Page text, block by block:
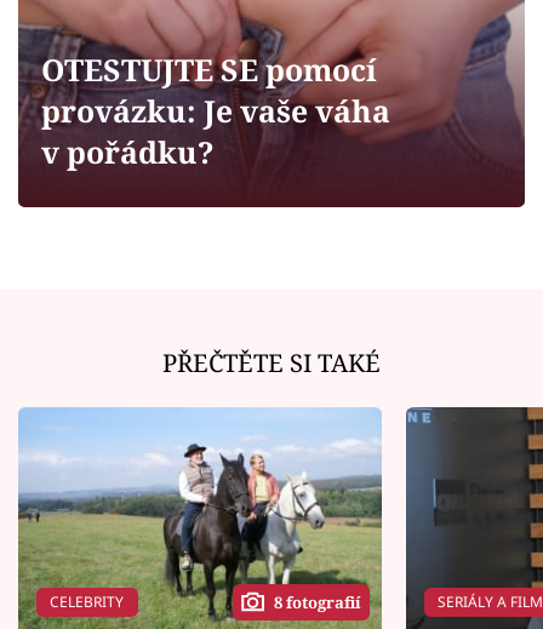
Sledujte prima+
Filmový festival Karlovy Vary
Sledujte nás
OTESTUJTE SE pomocí
provázku: Je vaše váha
v pořádku?
PŘEČTĚTE SI TAKÉ
CELEBRITY 8 fotografií SERIÁLY A